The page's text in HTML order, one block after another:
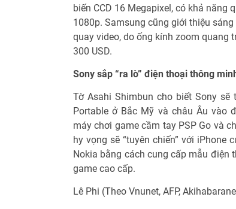
biến CCD 16 Megapixel, có khả năng
1080p. Samsung cũng giới thiệu
quay video, do ống kính zoom
300 USD.
Sony sắp “ra lò” điện thoại thông
Tờ Asahi Shimbun cho biết Sony
Portable ở Bắc Mỹ và châu Âu vào
máy chơi game cầm tay PSP Go và
hy vọng sẽ “tuyên chiến” với iPhone
Nokia bằng cách cung cấp mẫu điện
game cao cấp.
Lê Phi (Theo Vnunet, AFP,